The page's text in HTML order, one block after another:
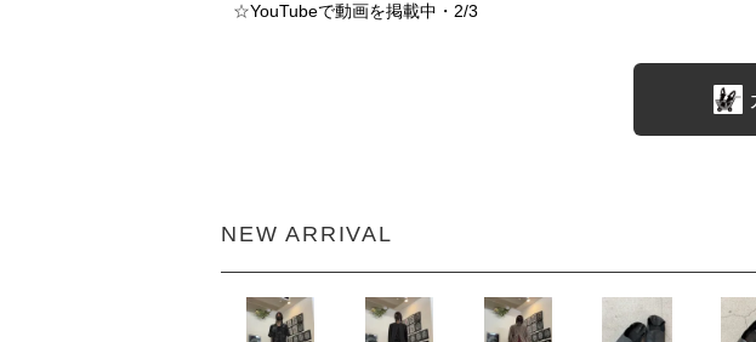
☆YouTubeで動画を掲載中・2/3
NEW ARRIVAL